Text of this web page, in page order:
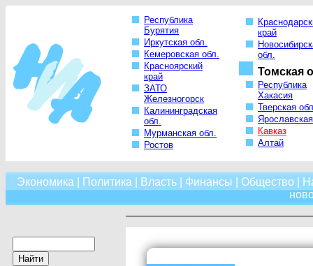
Республика
Бурятия
Иркутская обл.
Кемеровская обл.
Красноярский
край
ЗАТО
Железногорск
Калининградская
обл.
Мурманская обл.
Ростов
край
обл.
Томская
Республика
Хакасия
Тверская
Кавказ
Алтай
Экономика Политика Власть| Финансы Общество